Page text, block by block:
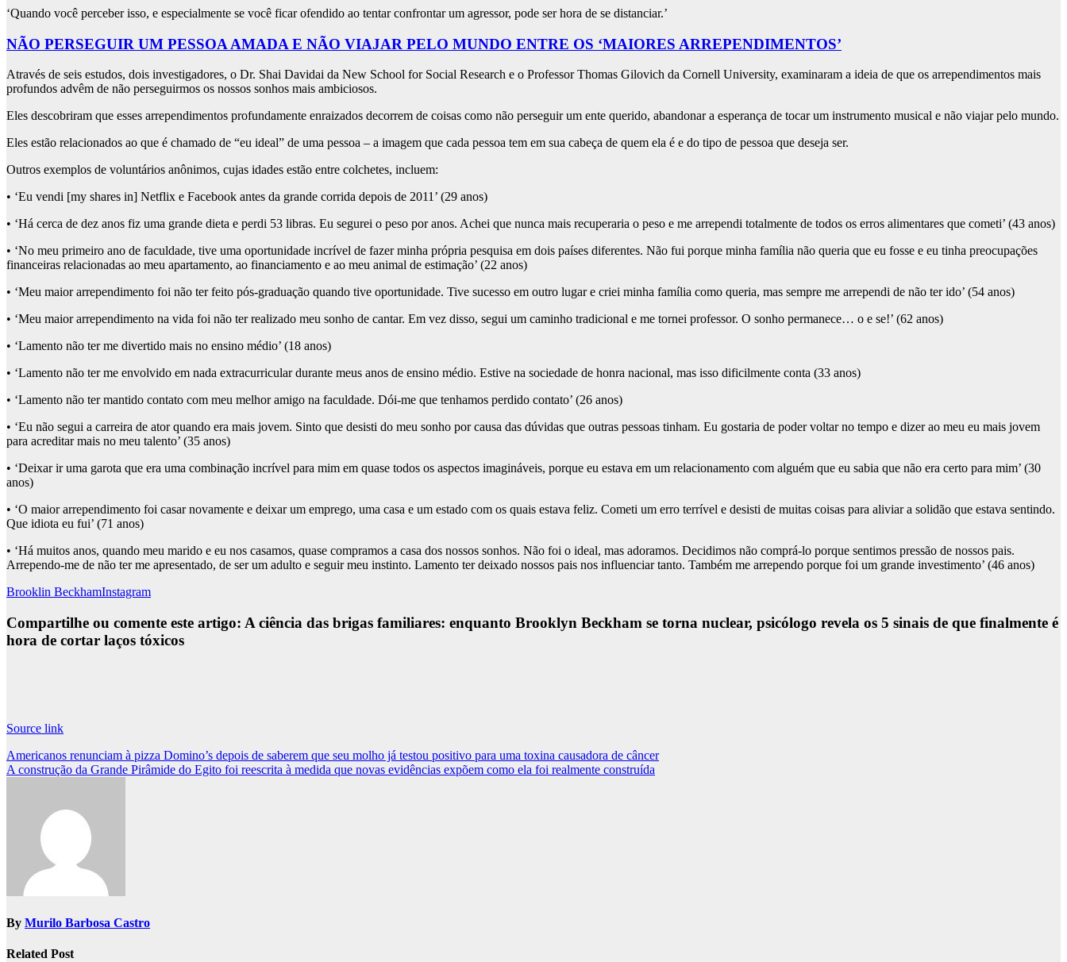
‘Quando você perceber isso, e especialmente se você ficar ofendido ao tentar confrontar um agressor, pode ser hora de se distanciar.’
NÃO PERSEGUIR UM PESSOA AMADA E NÃO VIAJAR PELO MUNDO ENTRE OS ‘MAIORES ARREPENDIMENTOS’
Através de seis estudos, dois investigadores, o Dr. Shai Davidai da New School for Social Research e o Professor Thomas Gilovich da Cornell University, examinaram a ideia de que os arrependimentos mais
profundos advêm de não perseguirmos os nossos sonhos mais ambiciosos.
Eles descobriram que esses arrependimentos profundamente enraizados decorrem de coisas como não perseguir um ente querido, abandonar a esperança de tocar um instrumento musical e não viajar pelo mundo.
Eles estão relacionados ao que é chamado de “eu ideal” de uma pessoa – a imagem que cada pessoa tem em sua cabeça de quem ela é e do tipo de pessoa que deseja ser.
Outros exemplos de voluntários anônimos, cujas idades estão entre colchetes, incluem:
• ‘Eu vendi [my shares in] Netflix e Facebook antes da grande corrida depois de 2011’ (29 anos)
• ‘Há cerca de dez anos fiz uma grande dieta e perdi 53 libras. Eu segurei o peso por anos. Achei que nunca mais recuperaria o peso e me arrependi totalmente de todos os erros alimentares que cometi’ (43 anos)
• ‘No meu primeiro ano de faculdade, tive uma oportunidade incrível de fazer minha própria pesquisa em dois países diferentes. Não fui porque minha família não queria que eu fosse e eu tinha preocupações
financeiras relacionadas ao meu apartamento, ao financiamento e ao meu animal de estimação’ (22 anos)
• ‘Meu maior arrependimento foi não ter feito pós-graduação quando tive oportunidade. Tive sucesso em outro lugar e criei minha família como queria, mas sempre me arrependi de não ter ido’ (54 anos)
• ‘Meu maior arrependimento na vida foi não ter realizado meu sonho de cantar. Em vez disso, segui um caminho tradicional e me tornei professor. O sonho permanece… o e se!’ (62 anos)
• ‘Lamento não ter me divertido mais no ensino médio’ (18 anos)
• ‘Lamento não ter me envolvido em nada extracurricular durante meus anos de ensino médio. Estive na sociedade de honra nacional, mas isso dificilmente conta (33 anos)
• ‘Lamento não ter mantido contato com meu melhor amigo na faculdade. Dói-me que tenhamos perdido contato’ (26 anos)
• ‘Eu não segui a carreira de ator quando era mais jovem. Sinto que desisti do meu sonho por causa das dúvidas que outras pessoas tinham. Eu gostaria de poder voltar no tempo e dizer ao meu eu mais jovem
para acreditar mais no meu talento’ (35 anos)
• ‘Deixar ir uma garota que era uma combinação incrível para mim em quase todos os aspectos imagináveis, porque eu estava em um relacionamento com alguém que eu sabia que não era certo para mim’ (30
anos)
• ‘O maior arrependimento foi casar novamente e deixar um emprego, uma casa e um estado com os quais estava feliz. Cometi um erro terrível e desisti de muitas coisas para aliviar a solidão que estava sentindo.
Que idiota eu fui’ (71 anos)
• ‘Há muitos anos, quando meu marido e eu nos casamos, quase compramos a casa dos nossos sonhos. Não foi o ideal, mas adoramos. Decidimos não comprá-lo porque sentimos pressão de nossos pais.
Arrependo-me de não ter me apresentado, de ser um adulto e seguir meu instinto. Lamento ter deixado nossos pais nos influenciar tanto. Também me arrependo porque foi um grande investimento’ (46 anos)
Brooklin BeckhamInstagram
Compartilhe ou comente este artigo: A ciência das brigas familiares: enquanto Brooklyn Beckham se torna nuclear, psicólogo revela os 5 sinais de que finalmente é
hora de cortar laços tóxicos
Source link
Post
navigation
Americanos renunciam à pizza Domino’s depois de saberem que seu molho já testou positivo para uma toxina causadora de câncer
A construção da Grande Pirâmide do Egito foi reescrita à medida que novas evidências expõem como ela foi realmente construída
By Murilo Barbosa Castro
Related Post